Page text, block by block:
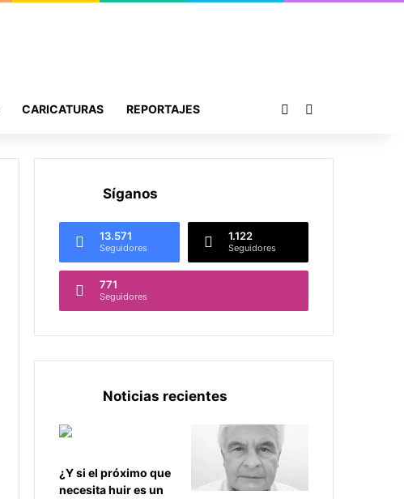
CARICATURAS REPORTAJES Publicación al azar
Síganos
13.571
Seguidores
1.122
Seguidores
771
Seguidores
Noticias recientes
¿Y si el próximo que
necesita huir es un